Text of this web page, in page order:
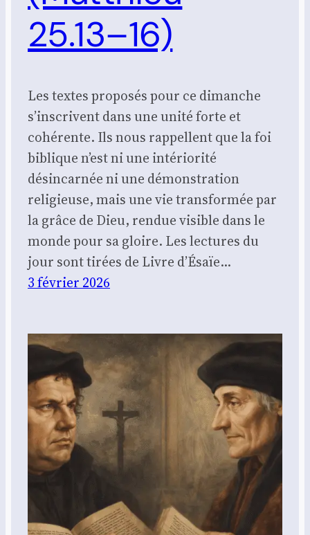
25.13–16)
Les textes proposés pour ce dimanche
s’inscrivent dans une unité forte et
cohérente. Ils nous rappellent que la foi
biblique n’est ni une intériorité
désincarnée ni une démonstration
religieuse, mais une vie transformée par
la grâce de Dieu, rendue visible dans le
monde pour sa gloire. Les lectures du
jour sont tirées de Livre d’Ésaïe…
3 février 2026